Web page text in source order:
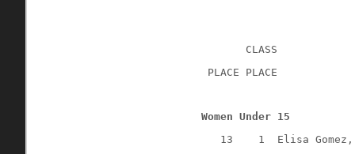
CLASS
PLACE PLACE
Women Under 15
13    1  Elisa Gomez,